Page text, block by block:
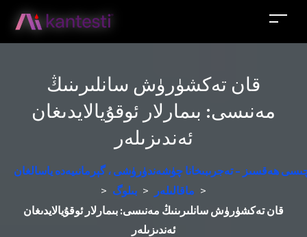
قان تەكشۈرۈش سانلىرىنىڭ
مەنىسى: بىمارلار ئوقۇيالايدىغان
ئەندىزىلەر
ھەقسىز - تەجرىبىخانا چۈشەندۈرۈشى ، گېرمانىيەدە ياسالغان
> بىلوگ > ماقالىلەر >
قان تەكشۈرۈش سانلىرىنىڭ مەنىسى: بىمارلار ئوقۇيالايدىغان
ئەندىزىلەر